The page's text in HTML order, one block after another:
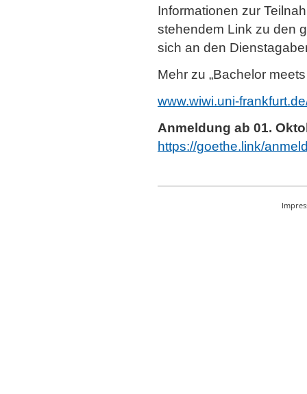
Informationen zur
stehendem Link zu den
sich an den
Mehr zu „Bachelor
www.wiwi.uni-
Anmeldung ab 01.
https://goethe.link/